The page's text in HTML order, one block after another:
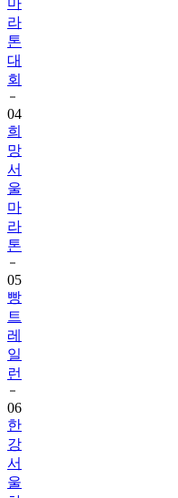
마
라
톤
대
회
04
희
망
서
울
마
라
톤
05
빵
트
레
일
런
06
한
강
서
울